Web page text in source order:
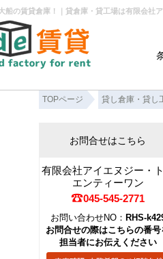
船の賃貸倉庫！｜貸倉庫・貸工場は有限会社
TOPページ 貸し倉庫・貸し
お問合せはこちら
有限会社アイエヌジー・
エンティーワン
045-545-2771
お問い合わせNO： RHS-
お問合せの際はこちらの番号
担当者にお伝えください